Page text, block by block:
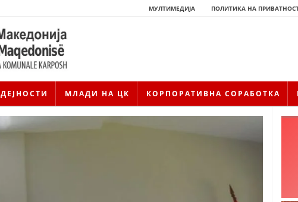
МУЛТИМЕДИЈА ПОЛИТИКА НА
ДЕЈНОСТИ МЛАДИ НА ЦК КОРПОРАТИВНА СОРАБОТКА